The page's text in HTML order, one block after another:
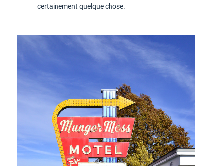
certainement quelque chose.